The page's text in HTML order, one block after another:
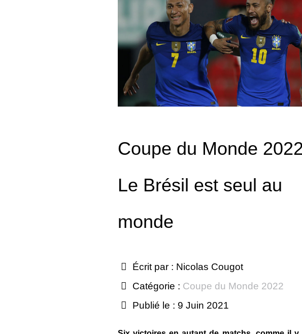
Coupe du Monde
Le Brésil est seul au
monde
Écrit par : Nicolas Cougot
Catégorie : Coupe du Monde 2022
Publié le : 9 Juin 2021